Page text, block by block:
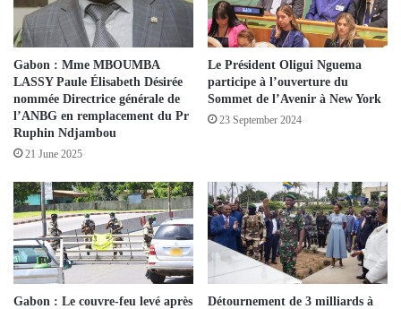
Gabon : Mme MBOUMBA
LASSY Paule Élisabeth Désirée
nommée Directrice générale de
l’ANBG en remplacement du Pr
Ruphin Ndjambou
21 June 2025
Le Président Oligui Nguema
participe à l’ouverture du
Sommet de l’Avenir à New York
23 September 2024
Gabon : Le couvre-feu levé après
Détournement de 3 milliards à